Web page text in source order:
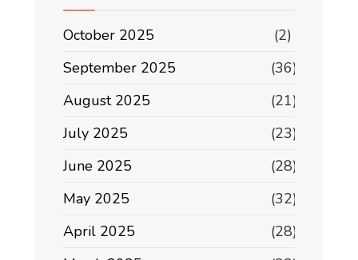
October 2025
(2)
September 2025
(36)
August 2025
(21)
July 2025
(23)
June 2025
(28)
May 2025
(32)
April 2025
(28)